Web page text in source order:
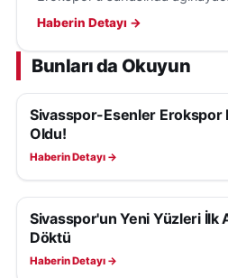
tamamladı; karşılaşma 8
Haberin Detayı →
Bunları da Okuyun
SIVASSPOR HABERLERI
Sivasspor-Esenler Erokspor
Oldu!
Haberin Detayı →
SIVASSPOR HABERLERI
Sivasspor'un Yeni Yüzleri İlk
Döktü
Haberin Detayı →